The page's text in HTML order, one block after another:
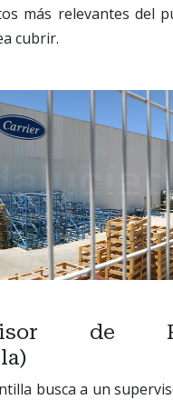
más relevantes del
cubrir.
de
busca a un